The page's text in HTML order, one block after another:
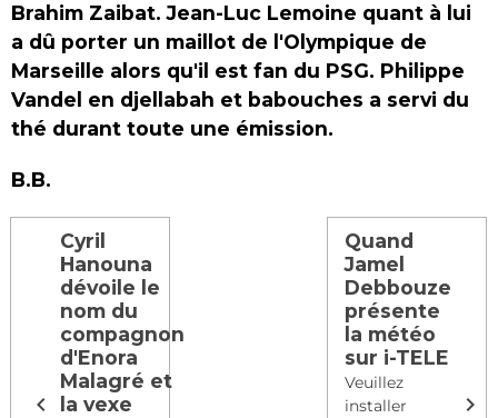
Brahim Zaibat. Jean-Luc Lemoine quant à lui
a dû porter un maillot de l'Olympique de
Marseille alors qu'il est fan du PSG. Philippe
Vandel en djellabah et babouches a servi du
thé durant toute une émission.
B.B.
Cyril
Hanouna
dévoile le
nom du
compagnon
d'Enora
Malagré et
la vexe
Quand
Jamel
Debbouze
présente
la météo
sur i-TELE
Veuillez
installer